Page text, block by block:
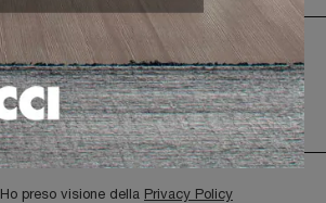
Ho preso visione della Privacy Policy